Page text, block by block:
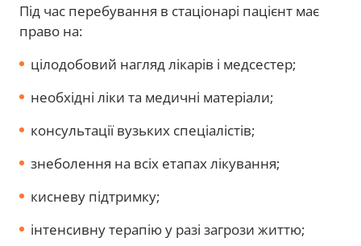
Під час перебування в стаціонарі пацієнт має
право на:
цілодобовий нагляд лікарів і медсестер;
необхідні ліки та медичні матеріали;
консультації вузьких спеціалістів;
знеболення на всіх етапах лікування;
кисневу підтримку;
інтенсивну терапію у разі загрози життю;